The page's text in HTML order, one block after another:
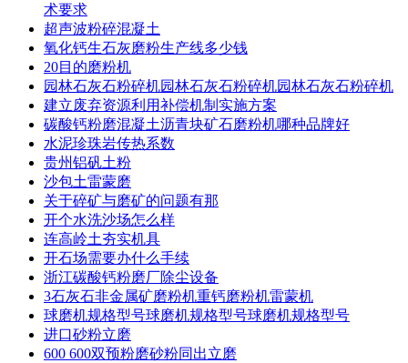
术要求
超声波粉碎混凝土
氧化钙生石灰磨粉生产线多少钱
20目的磨粉机
园林石灰石粉碎机园林石灰石粉碎机园林石灰石粉碎机
建立废弃资源利用补偿机制实施方案
碳酸钙粉磨混凝土沥青块矿石磨粉机哪种品牌好
水泥珍珠岩传热系数
贵州铝矾土粉
沙包土雷蒙磨
关于碎矿与磨矿的问题有那
开个水洗沙场怎么样
连高岭土夯实机具
开石场需要办什么手续
浙江碳酸钙粉磨厂除尘设备
3石灰石非金属矿磨粉机重钙磨粉机雷蒙机
球磨机规格型号球磨机规格型号球磨机规格型号
进口砂粉立磨
600 600双预粉磨砂粉同出立磨